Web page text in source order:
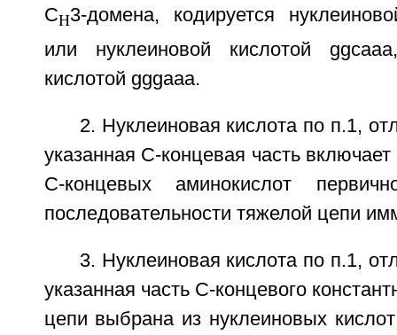
CH3-домена, кодируется
или нуклеиновой кислотой
кислотой gggaaa.
2. Нуклеиновая кислота по п.1,
указанная С-концевая часть
С-концевых аминокислот
последовательности тяжелой цепи
3. Нуклеиновая кислота по п.1,
указанная часть С-концевого
цепи выбрана из нуклеиновых